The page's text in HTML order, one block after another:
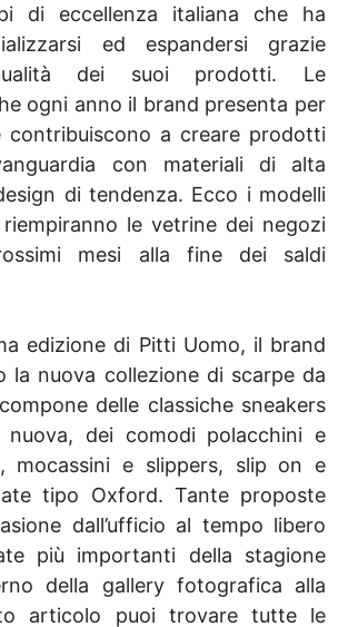
di eccellenza italiana che ha
ed espandersi grazie
qualità dei suoi prodotti. Le
ogni anno il brand presenta per
contribuiscono a creare prodotti
con materiali di alta
di tendenza. Ecco i modelli
le vetrine dei negozi
mesi alla fine dei saldi
edizione di Pitti Uomo, il brand
la nuova collezione di scarpe da
delle classiche sneakers
dei comodi polacchini e
mocassini e slippers, slip on e
tipo Oxford. Tante proposte
dall’ufficio al tempo libero
più importanti della stagione
della gallery fotografica alla
articolo puoi trovare tutte le